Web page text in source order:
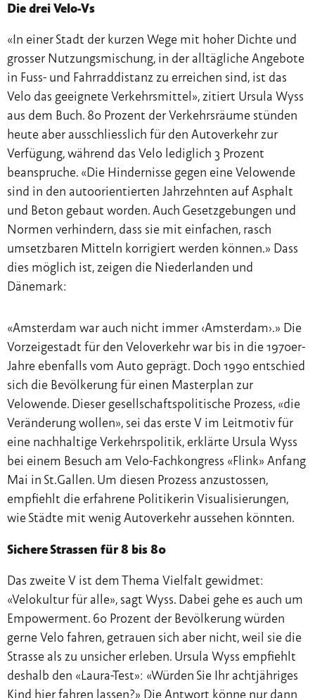
Die drei Velo-Vs
«In einer Stadt der kurzen Wege mit hoher Dichte und
grosser Nutzungsmischung, in der alltägliche Angebote
in Fuss- und Fahrraddistanz zu erreichen sind, ist das
Velo das geeignete Verkehrsmittel», zitiert Ursula Wyss
aus dem Buch. 80 Prozent der Verkehrsräume stünden
heute aber ausschliesslich für den Autoverkehr zur
Verfügung, während das Velo lediglich 3 Prozent
beanspruche. «Die Hindernisse gegen eine Velowende
sind in den autoorientierten Jahrzehnten auf Asphalt
und Beton gebaut worden. Auch Gesetzgebungen und
Normen verhindern, dass sie mit einfachen, rasch
umsetzbaren Mitteln korrigiert werden können.» Dass
dies möglich ist, zeigen die Niederlanden und
Dänemark:
«Amsterdam war auch nicht immer ‹Amsterdam›.» Die
Vorzeigestadt für den Veloverkehr war bis in die 1970er-
Jahre ebenfalls vom Auto geprägt. Doch 1990 entschied
sich die Bevölkerung für einen Masterplan zur
Velowende. Dieser gesellschaftspolitische Prozess, «die
Veränderung wollen», sei das erste V im Leitmotiv für
eine nachhaltige Verkehrspolitik, erklärte Ursula Wyss
bei einem Besuch am Velo-Fachkongress «Flink» Anfang
Mai in St.Gallen. Um diesen Prozess anzustossen,
empfiehlt die erfahrene Politikerin Visualisierungen,
wie Städte mit wenig Autoverkehr aussehen könnten.
Sichere Strassen für 8 bis 80
Das zweite V ist dem Thema Vielfalt gewidmet:
«Velokultur für alle», sagt Wyss. Dabei gehe es auch um
Empowerment. 60 Prozent der Bevölkerung würden
gerne Velo fahren, getrauen sich aber nicht, weil sie die
Strasse als zu unsicher erleben. Ursula Wyss empfiehlt
deshalb den «Laura-Test»: «Würden Sie Ihr achtjähriges